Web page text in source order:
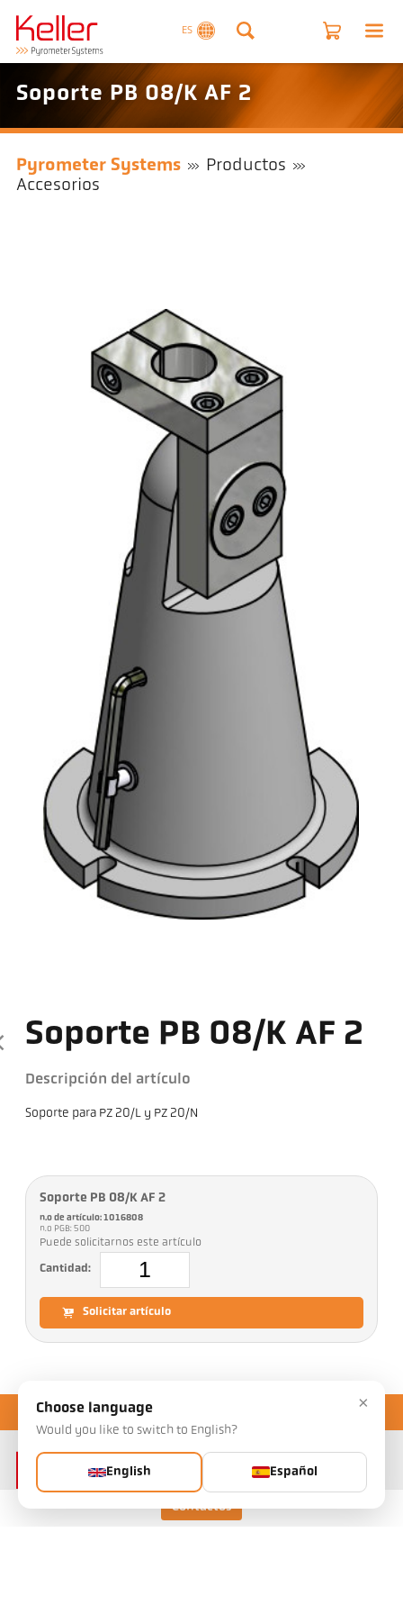
ES
Contactos
Soporte PB 08/K AF 2
Pyrometer Systems
Productos
Accesorios
Soporte PB 08/K AF 2
Descripción del artículo
Soporte para PZ 20/L y PZ 20/N
Soporte PB 08/K AF 2
n.o de artículo: 1016808
n.o PGB: 500
Puede solicitarnos este artículo
Cantidad:
Solicitar artículo
×
Choose language
Would you like to switch to English?
English Español